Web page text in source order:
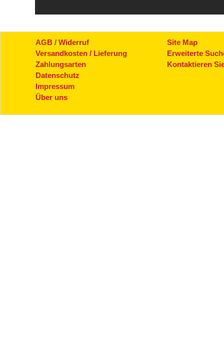
AGB / Widerruf
Versandkosten / Lieferung
Zahlungsarten
Datenschutz
Impressum
Über uns
Site Map
Erweiterte
Kontaktieren